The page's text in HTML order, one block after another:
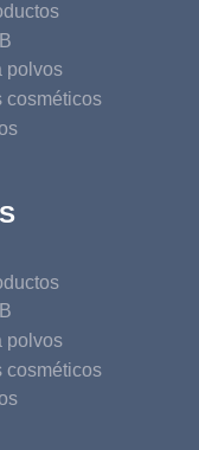
polvos
cosméticos
polvos
cosméticos